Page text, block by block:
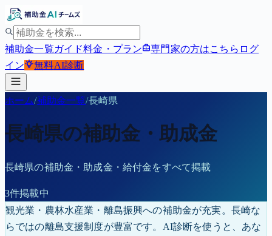
補助金一覧ガイド料金・プラン 専門家の方はこちら ログ
イン
無料AI診断
ホーム/補助金一覧/長崎県
長崎県の補助金・助成金
長崎県の補助金・助成金・給付金をすべて掲載
3件掲載中
観光業・農林水産業・離島振興への補助金が充実。長崎な
らではの離島支援制度が豊富です。 AI診断を使うと、あな